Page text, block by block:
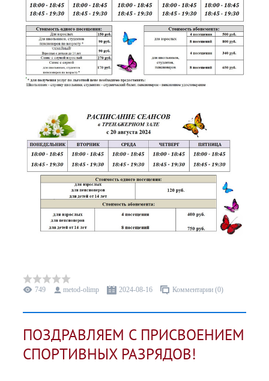
749 metod-olimp 2024-08-16 Комментарии (0)
ПОЗДРАВЛЯЕМ С ПРИСВОЕНИЕМ
СПОРТИВНЫХ РАЗРЯДОВ!